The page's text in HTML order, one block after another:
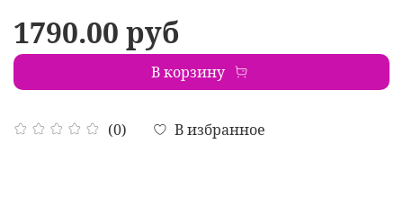
(0) В избранное
1790.00 руб
В корзину